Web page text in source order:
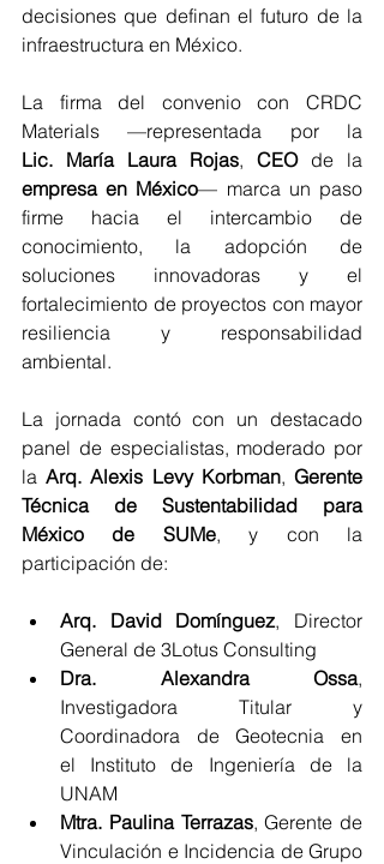
decisiones que definan el futuro de la
infraestructura en México.
La firma del convenio con CRDC
Lic. María Laura Rojas, CEO
empresa en México— marca un paso
firme hacia el intercambio de
conocimiento, la adopción de
soluciones innovadoras y el
fortalecimiento de proyectos con mayor
resiliencia y responsabilidad
ambiental.
La jornada contó con un destacado
panel de especialistas, moderado por
la Arq. Alexis Levy Korbman, Gerente
Técnica de Sustentabilidad para
México de SUMe, y con la
participación de:
Arq. David Domínguez, Director
General de 3Lotus Consulting
Dra. Alexandra Ossa,
Investigadora Titular y
Coordinadora de Geotecnia en
el Instituto de Ingeniería de la
UNAM
Mtra. Paulina Terrazas, Gerente de
Vinculación e Incidencia de Grupo